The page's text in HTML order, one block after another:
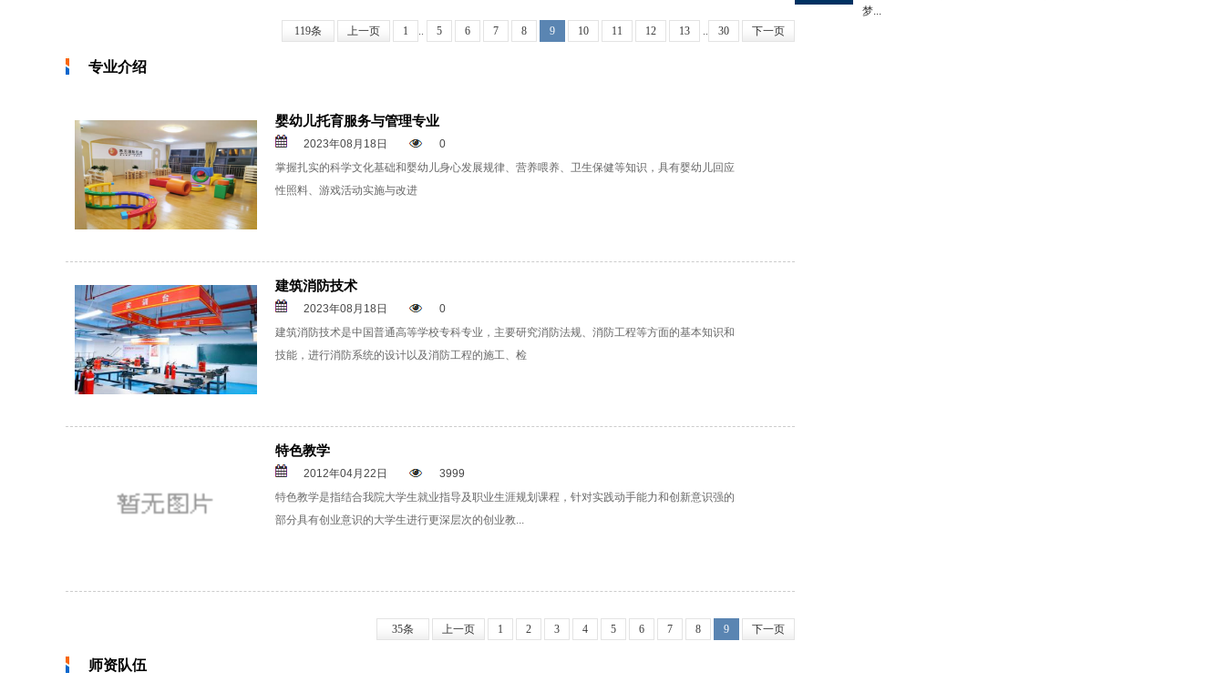
119条 上一页 1 .. 5 6 7 8 9 10 11 12 13 .. 30 下一页
专业介绍
婴幼儿托育服务与管理专业
2023年08月18日
0
掌握扎实的科学文化基础和婴幼儿身心发展规律、营养喂养、卫生保健等知识，具有婴幼儿回应
性照料、游戏活动实施与改进
建筑消防技术
2023年08月18日
0
建筑消防技术是中国普通高等学校专科专业，主要研究消防法规、消防工程等方面的基本知识和
技能，进行消防系统的设计以及消防工程的施工、检
特色教学
2012年04月22日
3999
特色教学是指结合我院大学生就业指导及职业生涯规划课程，针对实践动手能力和创新意识强的
部分具有创业意识的大学生进行更深层次的创业教...
35条 上一页 1 2 3 4 5 6 7 8 9 下一页
师资队伍
梦...